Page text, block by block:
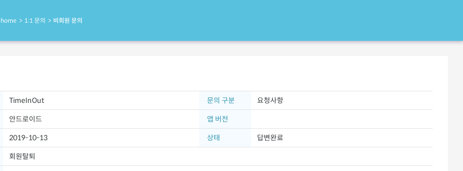
home 1:1 문의 비회원 문의
TimeInOut 문의 구분 요청사항
안드로이드 앱 버전
2019-10-13 상태 답변완료
회원탈퇴